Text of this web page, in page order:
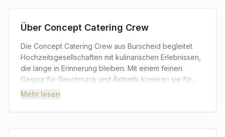
Über Concept Catering Crew
Die Concept Catering Crew aus Burscheid begleitet
Hochzeitsgesellschaften mit kulinarischen Erlebnissen,
die lange in Erinnerung bleiben. Mit einem feinen
Gespür für Geschmack und Ästhetik kreieren sie für
jedes Brautpaar ein individuelles Speisenkonzept, das
Tages passt. Von exquisiten Vorspeisen über festliche
Mehr lesen